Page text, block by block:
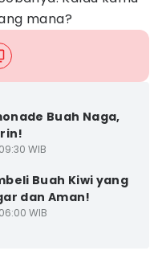
mana?
Buah Naga,
WIB
Buah Kiwi yang
dan Aman!
WIB